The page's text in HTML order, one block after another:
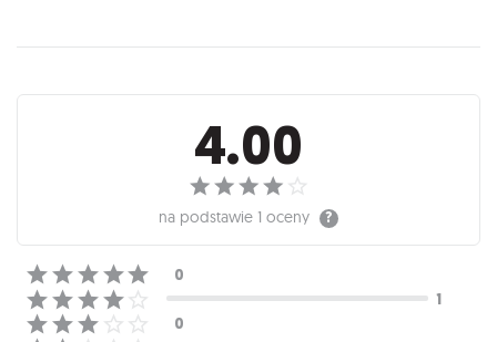
Recenzje
4.00
na podstawie 1 oceny